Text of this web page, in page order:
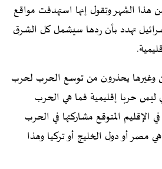
هذا الشهر وتقول إنها استهدفت مواقع
تهدد بأن ردها سيشمل كل الشرق
وغيرها يحذرون من توسع الحرب لحرب
ليس حربا إقليمية فما هي الحرب
الإقليم المتوقع مشاركتها في الحرب
مصر أو دول الخليج أو تركيا وهذا